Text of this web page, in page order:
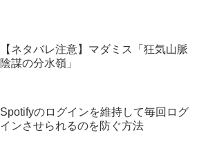
【ネタバレ注意】マダミス「狂気山脈
陰謀の分水嶺」
Spotifyのログインを維持して毎回ログ
インさせられるのを防ぐ方法